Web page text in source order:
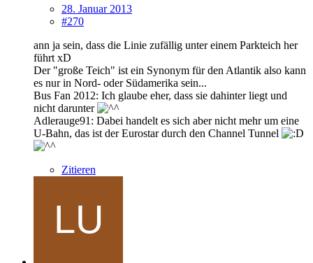
28. Januar 2013
#270
ann ja sein, dass die Linie zufällig unter einem Parkteich her
führt xD
Der "große Teich" ist ein Synonym für den Atlantik also kann
es nur in Nord- oder Südamerika sein...
Bus Fan 2012: Ich glaube eher, dass sie dahinter liegt und
nicht darunter
Adlerauge91: Dabei handelt es sich aber nicht mehr um eine
U-Bahn, das ist der Eurostar durch den Channel Tunnel
Zitieren